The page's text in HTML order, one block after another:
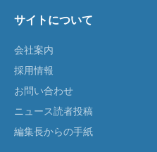
サイトについて
会社案内
採用情報
お問い合わせ
ニュース読者投稿
編集長からの手紙